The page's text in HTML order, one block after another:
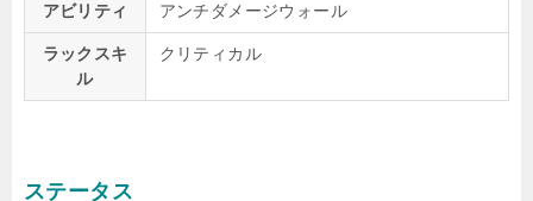
アビリティ アンチダメージウォール
ラックスキ
ル
クリティカル
ステータス